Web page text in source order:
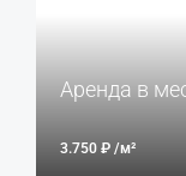
Аренда в
3.750 ₽ /м²